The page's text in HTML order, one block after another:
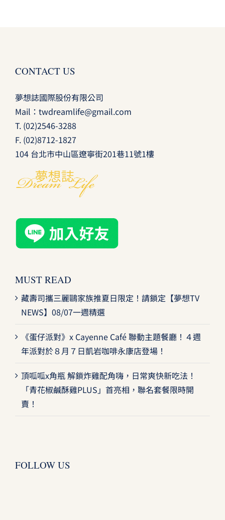
CONTACT US
夢想誌國際股份有限公司
Mail： twdreamlife@gmail.com
T. (02)2546-3288
F. (02)8712-1827
104 台北市中山區遼寧街201巷11號1樓
MUST READ
藏壽司攜三麗鷗家族推夏日限定！請鎖定【夢想TV
NEWS】08/07一週精選
《蛋仔派對》x Cayenne Café 聯動主題餐廳！４週
年派對於８月７日凱岩咖啡永康店登場！
頂呱呱x角瓶 解鎖炸雞配角嗨，日常爽快新吃法！
「青花椒鹹酥雞PLUS」首亮相，聯名套餐限時開
賣！
FOLLOW US